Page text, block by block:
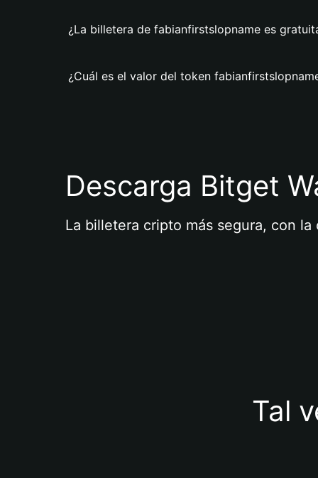
¿La billetera de fabianfirstslopname es
¿Cuál es el valor del token
Descarga Bitget
La billetera cripto más segura, con
Tal